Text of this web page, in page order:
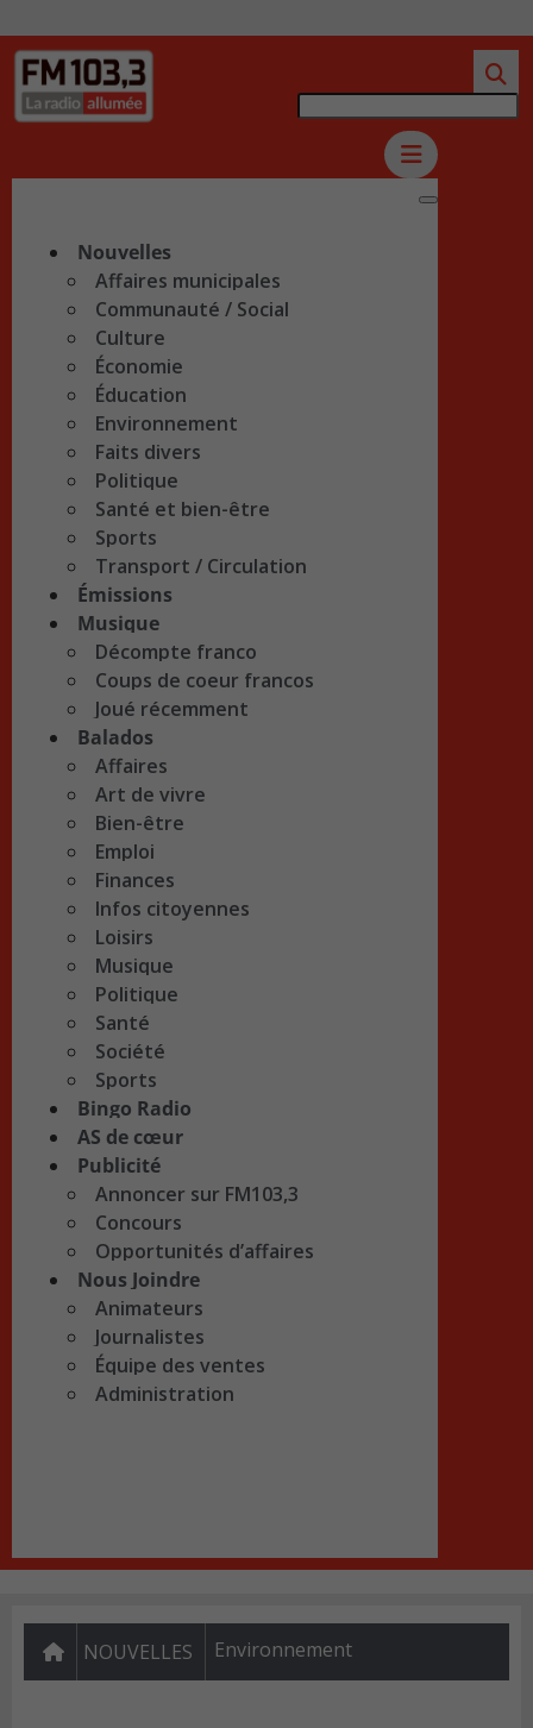
Nouvelles
Affaires municipales
Communauté / Social
Culture
Économie
Éducation
Environnement
Faits divers
Politique
Santé et bien-être
Sports
Transport / Circulation
Émissions
Musique
Décompte franco
Coups de coeur francos
Joué récemment
Balados
Affaires
Art de vivre
Bien-être
Emploi
Finances
Infos citoyennes
Loisirs
Musique
Politique
Santé
Société
Sports
Bingo Radio
AS de cœur
Publicité
Annoncer sur FM103,3
Concours
Opportunités d’affaires
Nous Joindre
Animateurs
Journalistes
Équipe des ventes
Administration
NOUVELLES Environnement